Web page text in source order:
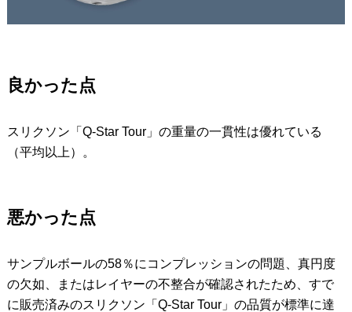
良かった点
スリクソン「Q-Star Tour」の重量の一貫性は優れている
（平均以上）。
悪かった点
サンプルボールの58％にコンプレッションの問題、真円度
の欠如、またはレイヤーの不整合が確認されたため、すで
に販売済みのスリクソン「Q-Star Tour」の品質が標準に達